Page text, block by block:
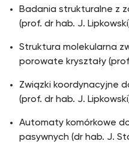
Badania strukturalne z
(prof. dr hab. J.
Struktura molekularna
porowate kryształy
Związki koordynacyjne
(prof. dr hab. J.
Automaty komórkowe
pasywnych (dr hab. J.